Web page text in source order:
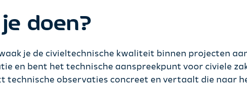
doen?
je de civieltechnische kwaliteit binnen projecten
en bent het technische aanspreekpunt voor civiele
technische observaties concreet en vertaalt die naar